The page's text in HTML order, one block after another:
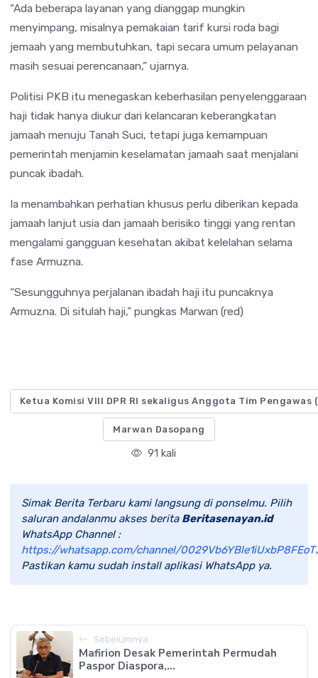
“Ada beberapa layanan yang dianggap mungkin
menyimpang, misalnya pemakaian tarif kursi roda bagi
jemaah yang membutuhkan, tapi secara umum pelayanan
masih sesuai perencanaan,” ujarnya.
Politisi PKB itu menegaskan keberhasilan penyelenggaraan
haji tidak hanya diukur dari kelancaran keberangkatan
jamaah menuju Tanah Suci, tetapi juga kemampuan
pemerintah menjamin keselamatan jamaah saat menjalani
puncak ibadah.
Ia menambahkan perhatian khusus perlu diberikan kepada
jamaah lanjut usia dan jamaah berisiko tinggi yang rentan
mengalami gangguan kesehatan akibat kelelahan selama
fase Armuzna.
“Sesungguhnya perjalanan ibadah haji itu puncaknya
Armuzna. Di situlah haji,” pungkas Marwan (red)
Ketua Komisi VIII DPR RI sekaligus Anggota Tim Pengawas
Marwan Dasopang
91 kali
Simak Berita Terbaru kami langsung di ponselmu. Pilih
saluran andalanmu akses berita Beritasenayan.id
WhatsApp Channel :
https://whatsapp.com/channel/
Pastikan kamu sudah install aplikasi WhatsApp ya.
Sebelumnya
Mafirion Desak Pemerintah Permudah
Paspor Diaspora,...